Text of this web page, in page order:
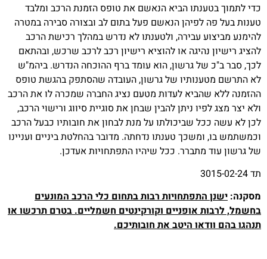
הביא הנאשם את טופס הזמנת הרכב ומלבד
הנאשם פעל בתום לב ובצורה סבירה במטרה
עבירה, ולטענתו לא נדרש במהלך רכישת הרכב
או להוציא רישיון רכב לרכב שרכש, ובהתאם
גרשון, הוא עומד ברף ההוכחה הנדרש. ביהמ"ש
של גרשון, העובדה שהסתפק בהגשת טופס
לעדות מטעם נציג החברה שמכרה לו את הרכב
ניתן להבין שבחן את סוגיית סיווג ורישוי הרכב,
שביכולתו על מנת לבחון את חובותיו כבעל הרכב
טענתו נדחתה. מדובר בהחלטת ביניים ועניינו
ככל שיהיו התפתחויות אעדכן.
רבות בתחום כלי הרכב המונעים
וקורקינטים חשמליים. בטרם תרכשו או
היטב את חובותיכם.